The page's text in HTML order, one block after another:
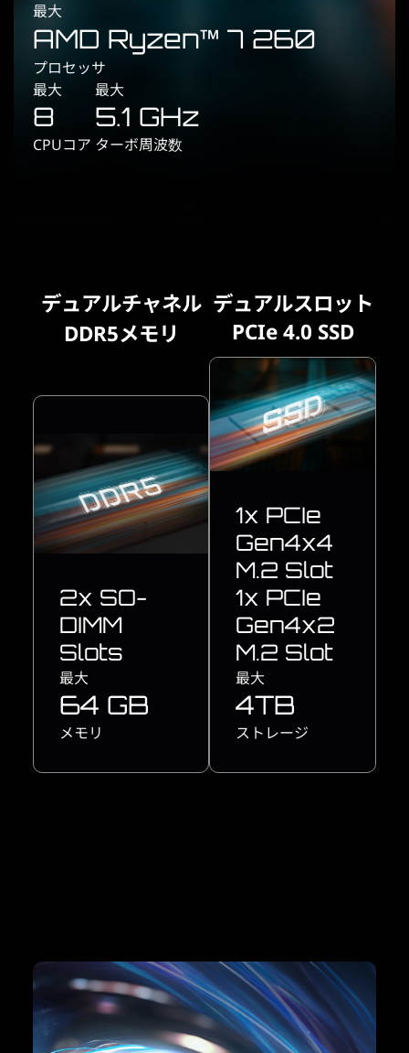
最大
AMD Ryzen™ 7 260
プロセッサ
最大
8
CPUコア
最大
5.1 GHz
ターボ周波数
デュアルチャネル
DDR5メモリ
2x SO-
DIMM
Slots
最大
64 GB
メモリ
デュアルスロット
PCIe 4.0 SSD
1x PCIe
Gen4x4
M.2 Slot
1x PCIe
Gen4x2
M.2 Slot
最大
4TB
ストレージ